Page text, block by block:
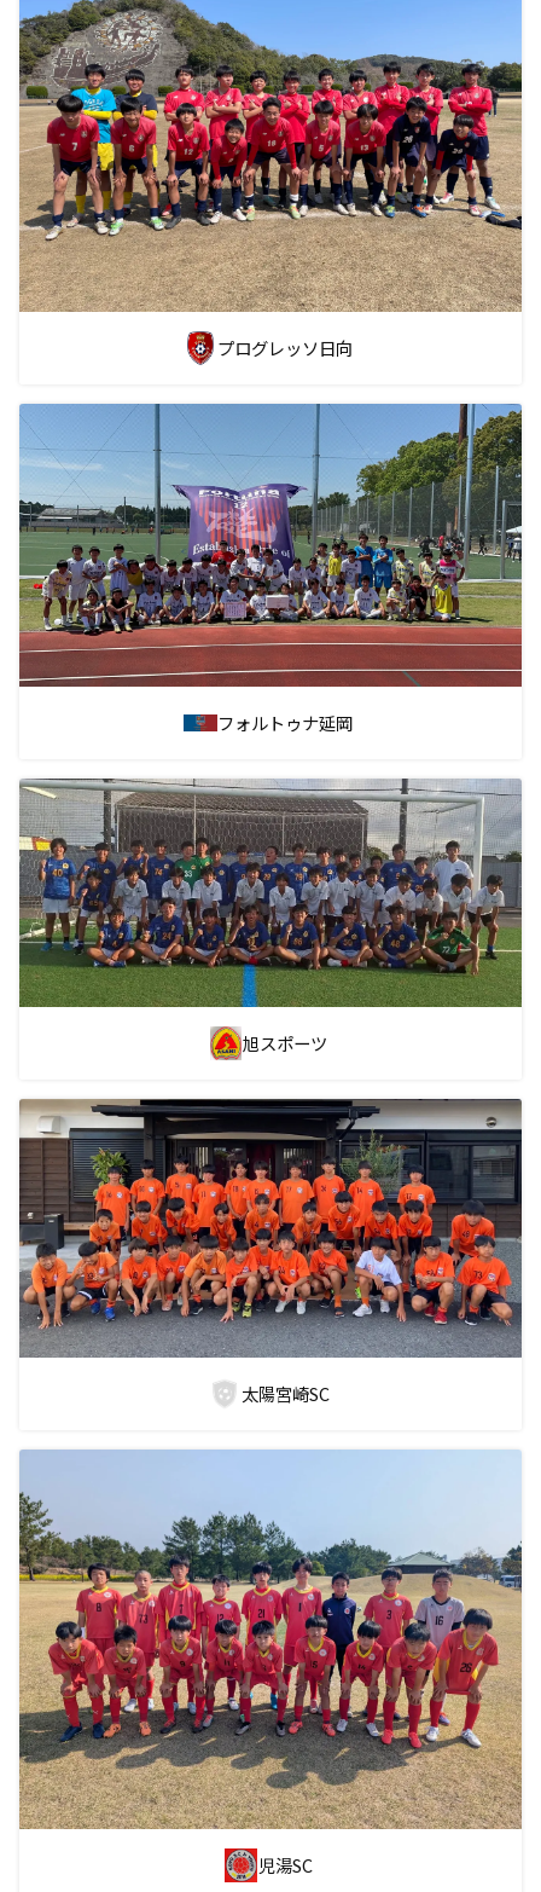
プログレッソ日向
フォルトゥナ延岡
旭スポーツ
太陽宮崎SC
児湯SC